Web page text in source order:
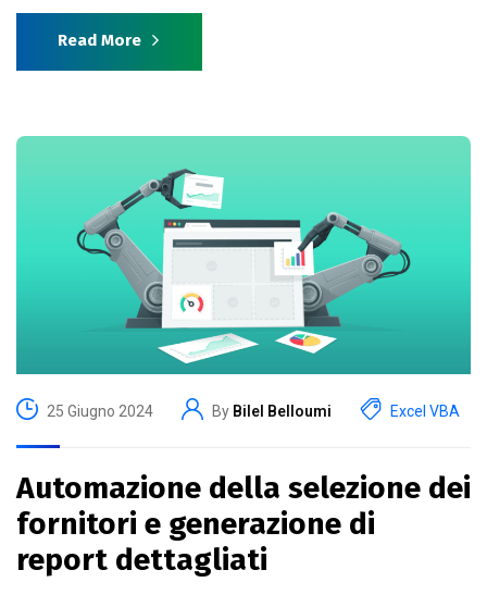
Read More
25 Giugno 2024 By Bilel Belloumi Excel VBA
Automazione della selezione dei
fornitori e generazione di
report dettagliati